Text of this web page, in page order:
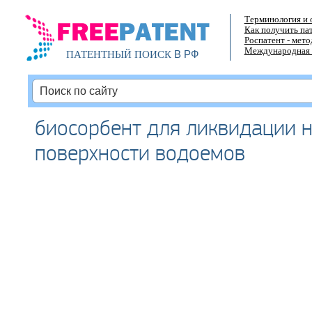
ПАТЕНТНЫЙ ПОИСКВ РФ
Терминология и
Как получить
Роспатент -
Международная
биосорбент для ликвидации
поверхности водоемов